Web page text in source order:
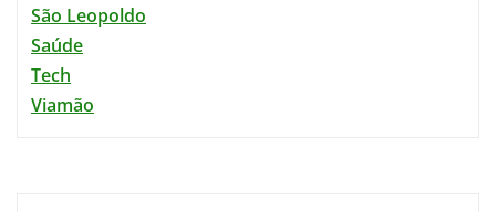
São Leopoldo
Saúde
Tech
Viamão